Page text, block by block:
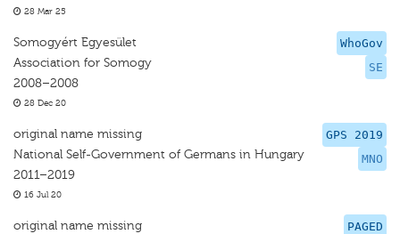
28 Mar 25
WhoGov
SE
Somogyért Egyesület
Association for Somogy
2008–2008
28 Dec 20
GPS 2019
MNO
original name missing
National Self-Government of Germans in Hungary
2011–2019
16 Jul 20
PAGED
original name missing